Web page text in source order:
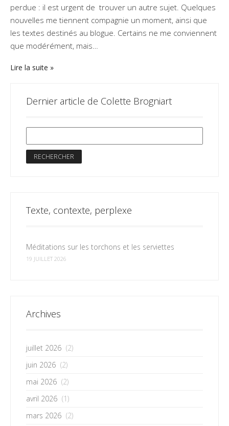
perdue : il est urgent de trouver un autre sujet. Quelques
nouvelles me tiennent compagnie un moment, ainsi que
les textes destinés au blogue. Certains ne me conviennent
que modérément, mais…
Lire la suite
Dernier article de Colette Brogniart
Texte, contexte, perplexe
Méditations sur les torchons et les serviettes
19 JUILLET 2026
Archives
juillet 2026 (2)
juin 2026 (2)
mai 2026 (2)
avril 2026 (1)
mars 2026 (2)